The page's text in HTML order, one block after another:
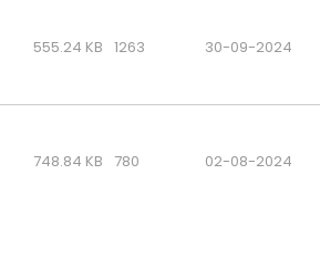
555.24 KB 1263 30-09-2024
748.84 KB 780 02-08-2024